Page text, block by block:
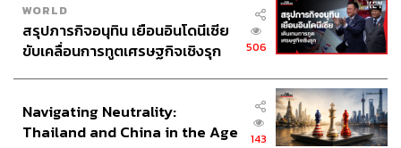
WORLD
สรุปภารกิจอนุทิน เยือนอินโดนีเซีย
ขับเคลื่อนการทูตเศรษฐกิจเชิงรุก
506
Navigating Neutrality:
Thailand and China in the Age
143